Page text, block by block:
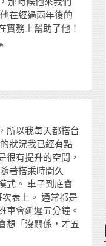
在經過兩年後的
實務上幫助了他！
所以我每天都搭台
狀況我已經有點
很有提升的空間，
著搭乘時間久
式。 車子到底會
表上。 通常都是
車會延遲五分鐘。
想「沒關係，才五